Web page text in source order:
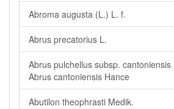
Abroma augusta (L.) L. f.
Abrus precatorius L.
Abrus pulchellus subsp.
Abrus cantoniensis Hance
Abutilon theophrasti Medik.